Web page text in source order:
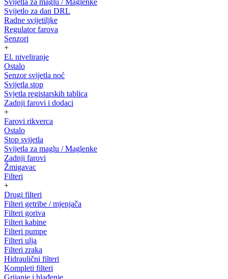
Svijetla za maglu / Maglenke
Svijetlo za dan DRL
Radne svijetiljke
Regulator farova
Senzori
+
El. niveliranje
Ostalo
Senzor svijetla noć
Svijetla stop
Svjetla registarskih tablica
Zadnji farovi i dodaci
+
Farovi rikverca
Ostalo
Stop svijetla
Svijetla za maglu / Maglenke
Zadnji farovi
Žmigavac
Filteri
+
Drugi filteri
Filteri getribe / mjenjača
Filteri goriva
Filteri kabine
Filteri pumpe
Filteri ulja
Filteri zraka
Hidraulični filteri
Kompleti filteri
Grijanje i hlađenje